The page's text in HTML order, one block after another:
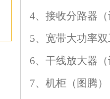
4、接收分路器
5、宽带大功率
6、干线放大器
7、机柜（图腾）